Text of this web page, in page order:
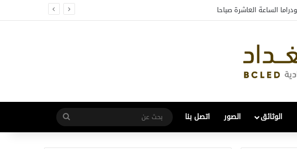
الوثائق الصور اتصل بنا
بحث
عن